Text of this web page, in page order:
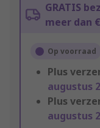
GRATIS
meer dan
Op voorraad
Plus
augustus
Plus
augustus